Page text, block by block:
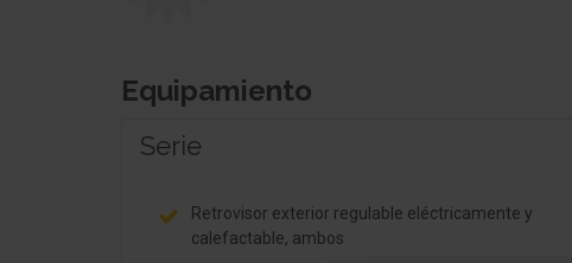
Equipamiento
Serie
Retrovisor exterior regulable eléctricamente y
calefactable, ambos